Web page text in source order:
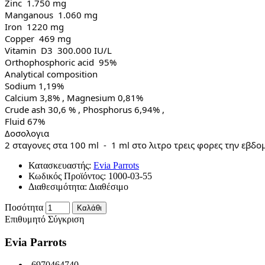
Zinc  1.750 mg
Manganous  1.060 mg
Iron  1220 mg
Copper  469 mg
Vitamin  D3  300.000 IU/L
Orthophosphoric acid  95%
Αnalytical composition
Sodium 1,19%
Calcium 3,8% , Magnesium 0,81%
Crude ash 30,6 % , Phosphorus 6,94% ,
Fluid 67%
Δοσολογια
2 σταγονες στα 100 ml  -  1 ml στο λιτρο τρεις φορες την
Κατασκευαστής: Evia Parrots
Κωδικός Προϊόντος: 1000-03-55
Διαθεσιμότητα: Διαθέσιμο
Ποσότητα Καλάθι
Επιθυμητό Σύγκριση
Evia Parrots